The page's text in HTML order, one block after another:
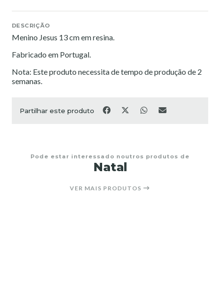
DESCRIÇÃO
Menino Jesus 13 cm em resina.
Fabricado em Portugal.
Nota: Este produto necessita de tempo de produção de 2
semanas.
Partilhar este produto
Pode estar interessado noutros produtos de
Natal
VER MAIS PRODUTOS